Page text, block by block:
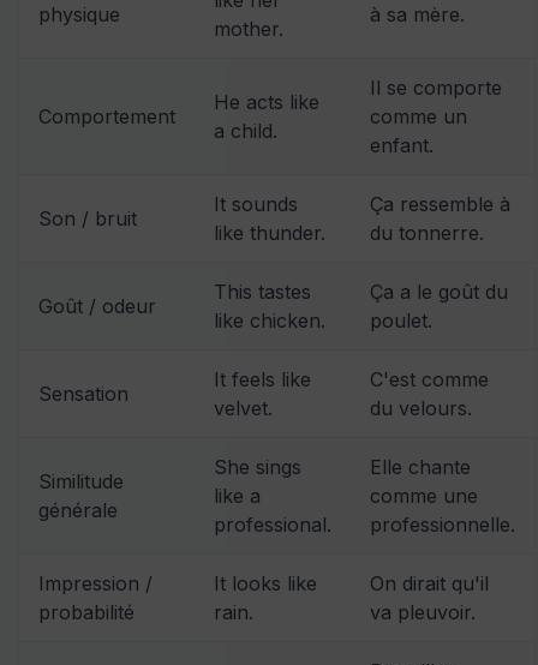
physique
mother.
à sa mère.
Comportement
He acts like
a child.
Il se comporte
comme un
enfant.
Son / bruit
It sounds
like thunder.
Ça ressemble à
du tonnerre.
Goût / odeur
This tastes
like chicken.
Ça a le goût du
poulet.
Sensation
It feels like
velvet.
C'est comme
du velours.
Similitude
générale
She sings
like a
professional.
Elle chante
comme une
professionnelle.
Impression /
probabilité
It looks like
rain.
On dirait qu'il
va pleuvoir.